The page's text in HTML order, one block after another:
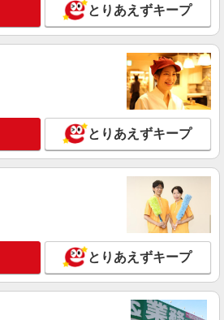
1122円交通費全額支給
県三木市 ＊車・バイク通勤OK
詳細を見る
/お仕事No/0816513
NEW
業など
1200円交通費全額支給
庫県三木市 ＊車・バイク通勤OK
詳細を見る
お仕事No/0848306
NEW
など
とりあえずキープ
とりあえずキープ
とりあえずキープ